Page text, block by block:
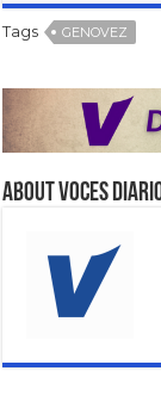
Tags GENOVEZ
About VOCES